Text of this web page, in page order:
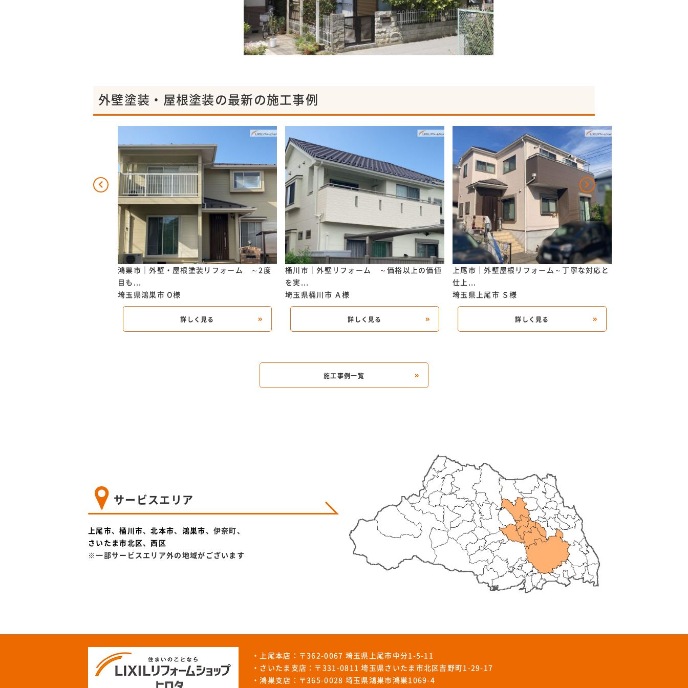
外壁塗装・屋根塗装の最新の施工事例
鴻巣市｜外壁・屋根塗装リフォーム ～2度
目も...
埼玉県鴻巣市 O様
詳しく見る
桶川市｜外壁リフォーム ～価格以上の価値
を実...
埼玉県桶川市 Ａ様
詳しく見る
上尾市｜外壁屋根リフォーム～丁寧な対応と
仕上...
埼玉県上尾市 Ｓ様
詳しく見る
施工事例一覧
サービスエリア
上尾市、桶川市、北本市、 鴻巣市、伊奈町、
さいたま市北区、西区
※一部サービスエリア外の地域がございます
・上尾本店：〒362-0067 埼玉県上尾市中分1-5-11
・さいたま支店：〒331-0811 埼玉県さいたま市北区吉野町1-29-17
・鴻巣支店：〒365-0028 埼玉県鴻巣市鴻巣1069-4